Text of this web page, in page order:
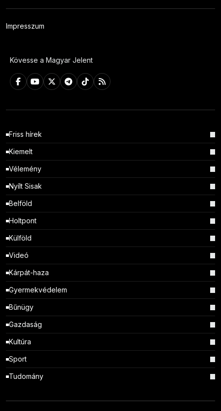
Impresszum
Kövesse a Magyar Jelent
Friss hírek
Kiemelt
Vélemény
Nyílt Sisak
Belföld
Holtpont
Külföld
Videó
Kárpát-haza
Gyermekvédelem
Bűnügy
Gazdaság
Kultúra
Sport
Tudomány